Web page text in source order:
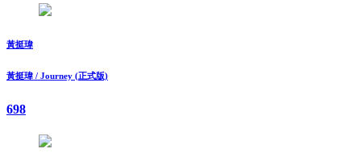
黃挺瑋
黃挺瑋 / Journey (正式版)
698